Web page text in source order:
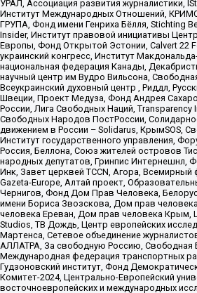
УРАЛ, Ассоциация развития журналистики,
Институт Международных Отношений,
ГРУПА, Фонд имени Генриха Бёлля, Stichting
Insider, Институт правовой инициативы
Европы, Фонд Открытой Эстонии, Calvert 22
украинский конгресс, Институт
национальная федерация Канады,
научный центр им Вудро Вильсона,
Всеукраинский духовный центр , Риддл,
Швеции, Проект Медуза, Фонд Андрея
России, Лига Свободных Наций, Transparеncy
Свободных Народов ПостРоссии,
движением в России – Solidarus, КрымSOS,
Институт государственного управления,
Россия, Беллона, Союз жителей островов
народных депутатов, Гринпис Интернешнл,
Инк, Завет церквей TCCN, Агора,
Gazeta-Europe, Алтай проект,
Чернигов, Фонд Дом Прав Человека,
имени Бориса Звозскова, Дом прав
человека Ереван, Дом прав человека Крым,
Studios, ТВ Дождь, Центр европейских
Мартенса, Сетевое объединение
АЛЛАТРА, За свободную Россию, Свободная
Международная федерация транспортных
Гудзоновский институт, Фонд
Комитет-2024, Центрально-Европейский
восточноевропейских и международных